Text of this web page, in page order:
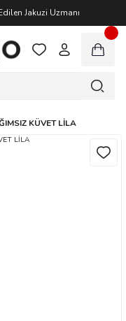
Jakuzi Uzmanı
KÜVET LİLA